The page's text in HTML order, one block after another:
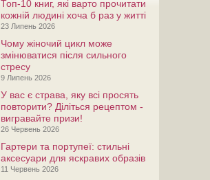
Топ-10 книг, які варто прочитати
кожній людині хоча б раз у житті
23 Липень 2026
Чому жіночий цикл може
змінюватися після сильного
стресу
9 Липень 2026
У вас є страва, яку всі просять
повторити? Діліться рецептом -
вигравайте призи!
26 Червень 2026
Гартери та портупеї: стильні
аксесуари для яскравих образів
11 Червень 2026